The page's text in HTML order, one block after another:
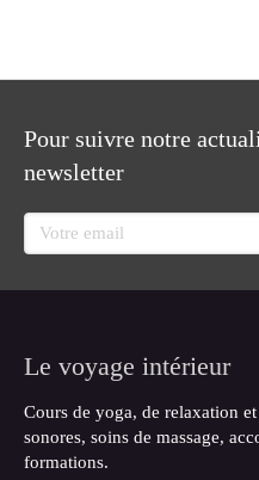
Pour suivre notre
newsletter
Votre email
Le voyage intérieur
Cours de yoga, de relaxation
sonores, soins de massage,
formations.